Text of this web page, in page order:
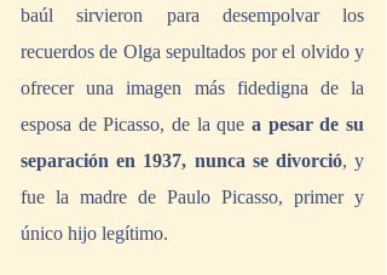
baúl sirvieron para desempolvar los
recuerdos de Olga sepultados por el olvido y
ofrecer una imagen más fidedigna de la
esposa de Picasso, de la que a pesar de su
separación en 1937, nunca se divorció, y
fue la madre de Paulo Picasso, primer y
único hijo legítimo.